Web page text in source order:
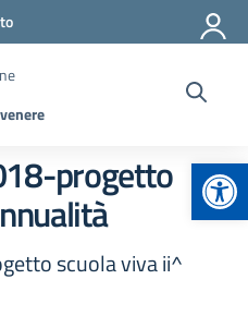
progetto
scuola viva ii^